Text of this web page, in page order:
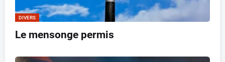
DIVERS
Le mensonge permis